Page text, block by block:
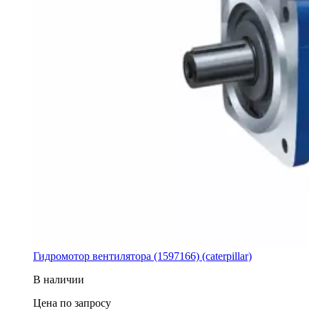
Гидромотор вентилятора (1597166) (caterpillar)
В наличии
Цена по запросу